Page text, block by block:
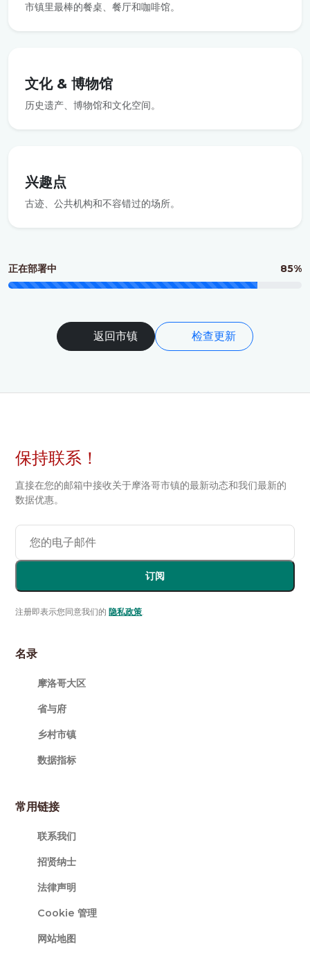
市镇里最棒的餐桌、餐厅和咖啡馆。
文化 & 博物馆
历史遗产、博物馆和文化空间。
兴趣点
古迹、公共机构和不容错过的场所。
正在部署中 85%
返回市镇 检查更新
保持联系！
直接在您的邮箱中接收关于摩洛哥市镇的最新动态和我们最新的
数据优惠。
订阅
注册即表示您同意我们的 隐私政策.
名录
摩洛哥大区
省与府
乡村市镇
数据指标
常用链接
联系我们
招贤纳士
法律声明
Cookie 管理
网站地图